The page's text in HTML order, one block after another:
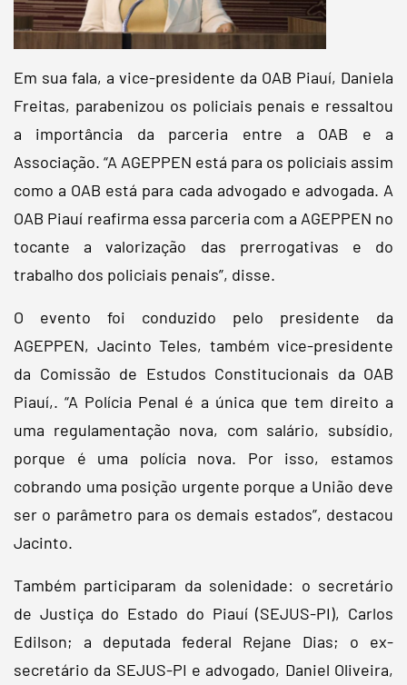
Em sua fala, a vice-presidente da OAB Piauí, Daniela
Freitas, parabenizou os policiais penais e ressaltou
a importância da parceria entre a OAB e a
Associação. “A AGEPPEN está para os policiais assim
como a OAB está para cada advogado e advogada. A
OAB Piauí reafirma essa parceria com a AGEPPEN no
tocante a valorização das prerrogativas e do
trabalho dos policiais penais”, disse.
O evento foi conduzido pelo presidente da
AGEPPEN, Jacinto Teles, também vice-presidente
da Comissão de Estudos Constitucionais da OAB
Piauí,. “A Polícia Penal é a única que tem direito a
uma regulamentação nova, com salário, subsídio,
porque é uma polícia nova. Por isso, estamos
cobrando uma posição urgente porque a União deve
ser o parâmetro para os demais estados”, destacou
Jacinto.
Também participaram da solenidade: o secretário
de Justiça do Estado do Piauí (SEJUS-PI), Carlos
Edilson; a deputada federal Rejane Dias; o ex-
secretário da SEJUS-PI e advogado, Daniel Oliveira,